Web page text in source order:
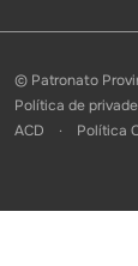
© Patronato
Política de
ACD
Política